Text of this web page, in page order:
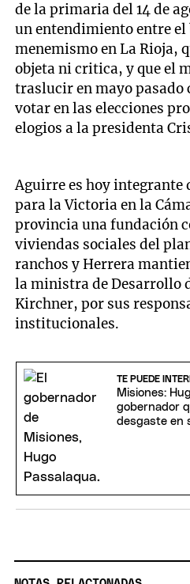
de la primaria del 14 de
un entendimiento entre el
menemismo en La Rioja,
objeta ni critica, y que el
traslucir en mayo pasado
votar en las elecciones
elogios a la presidenta
Aguirre es hoy integrante
para la Victoria en la
provincia una fundación
viviendas sociales del
ranchos y Herrera
la ministra de Desarrollo
Kirchner, por sus
institucionales.
TE PUEDE
Misiones:
gobernador
desgaste en